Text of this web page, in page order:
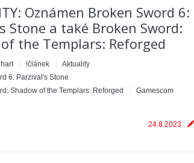
Oznámen Broken Sword 6:
Stone a také Broken Sword:
the Templars: Reforged
!článek
Aktuality
6: Parzival's Stone
Shadow of the Templars: Reforged
Gamescom
24.8.2023